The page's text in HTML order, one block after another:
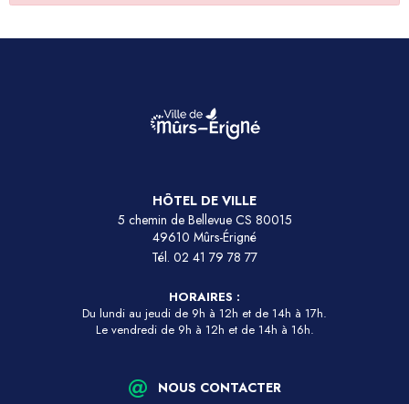
HÔTEL DE VILLE
5 chemin de Bellevue CS 80015
49610 Mûrs-Érigné
Tél. 02 41 79 78 77
HORAIRES :
Du lundi au jeudi de 9h à 12h et de 14h à 17h.
Le vendredi de 9h à 12h et de 14h à 16h.
NOUS CONTACTER